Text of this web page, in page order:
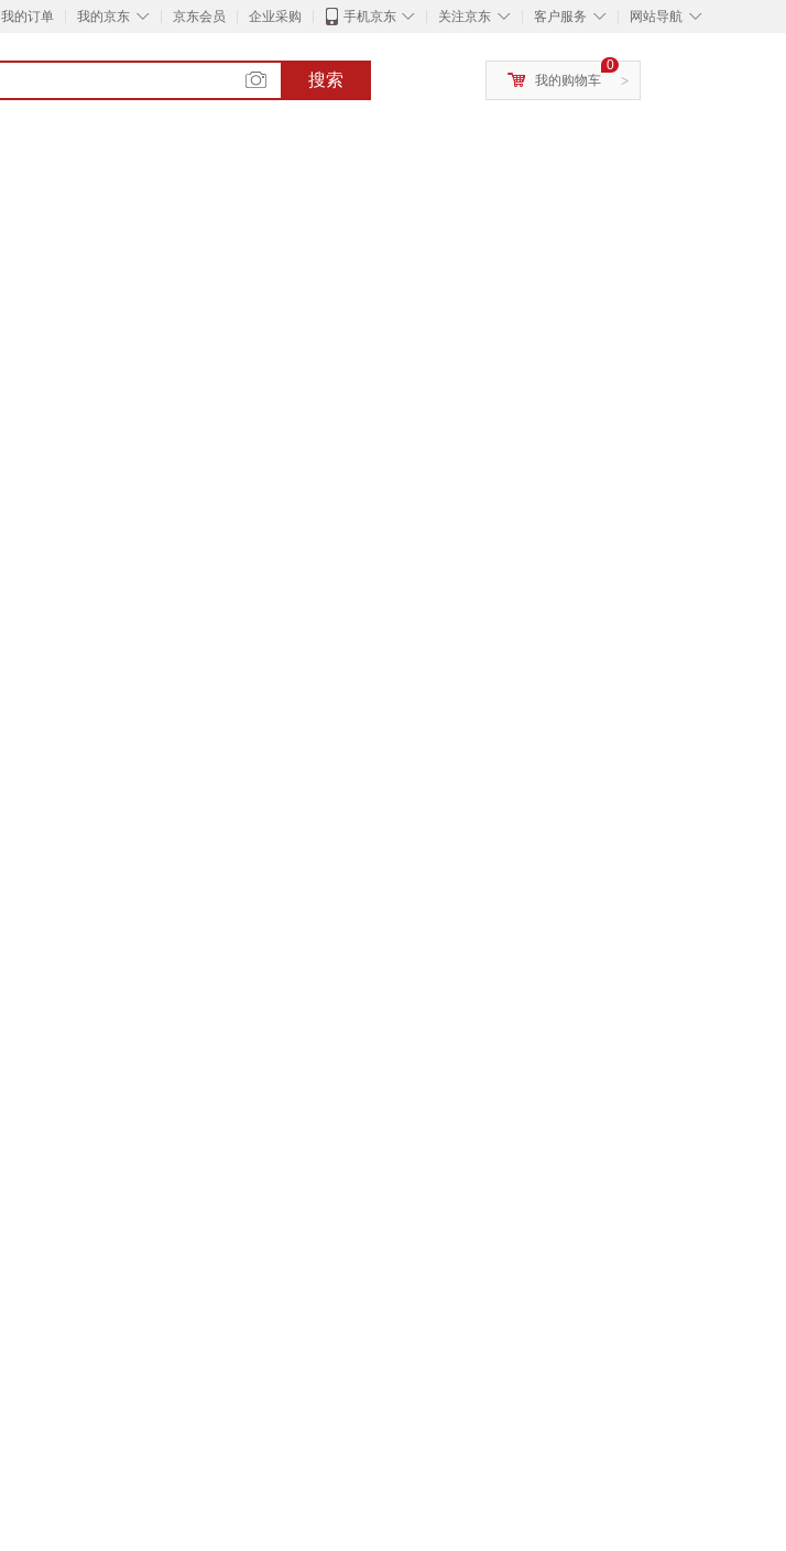
我的订单 ◇
我的京东 京东会员 企业采购 ◇
手机京东 ◇
关注京东 ◇
客户服务 ◇
网站导航
搜索 >
0
我的购物车